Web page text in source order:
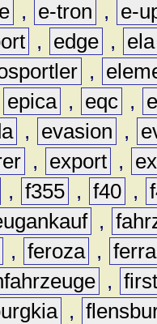
, e-tron , e-
, edge , ela
,
epica , eqc ,
, evasion ,
, export ,
, f355 , f40 ,
,
, feroza ,
, first
,